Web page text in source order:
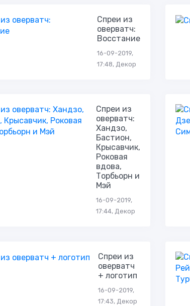
Спреи из
оверватч:
Восстание
16-09-2019,
17:48, Декор
Спреи из
оверватч:
Хандзо,
Бастион,
Крысавчик,
Роковая
вдова,
Торбьорн и
Мэй
16-09-2019,
17:44, Декор
Спреи из
оверватч
+ логотип
16-09-2019,
17:43, Декор